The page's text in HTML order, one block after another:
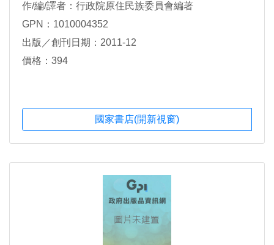
作/編/譯者：行政院原住民族委員會編著
GPN：1010004352
出版／創刊日期：2011-12
價格：394
國家書店(開新視窗)